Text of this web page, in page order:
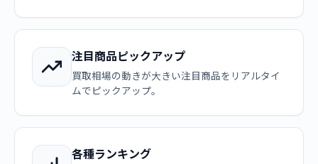
注目商品ピックアップ
買取相場の動きが大きい注目商品をリアルタイ
ムでピックアップ。
各種ランキング